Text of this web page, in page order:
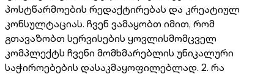
პოსტწარმოების რედაქტირებას და კრეატიულ
კონსულტაციას. ჩვენ ვამაყობთ იმით, რომ
გთავაზობთ სერვისების ყოვლისმომცველ
კომპლექტს ჩვენი მომხმარებლის უნიკალური
საჭიროებების დასაკმაყოფილებლად. 2. რა